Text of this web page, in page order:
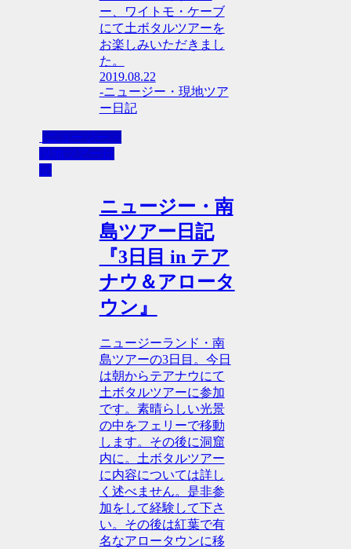
ー、ワイトモ・ケーブ
にて土ボタルツアーを
お楽しみいただきまし
た。
2019.08.22
-ニュージー・現地ツア
ー日記
-ニュージー・
現地ツアー日
記
ニュージー・南
島ツアー日記
『3日目 in テア
ナウ＆アロータ
ウン』
ニュージーランド・南
島ツアーの3日目。今日
は朝からテアナウにて
土ボタルツアーに参加
です。素晴らしい光景
の中をフェリーで移動
します。その後に洞窟
内に。土ボタルツアー
に内容については詳し
く述べません。是非参
加をして経験して下さ
い。その後は紅葉で有
名なアロータウンに移